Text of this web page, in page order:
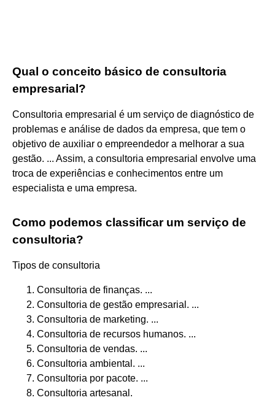
Qual o conceito básico de consultoria
empresarial?
Consultoria empresarial é um serviço de diagnóstico de
problemas e análise de dados da empresa, que tem o
objetivo de auxiliar o empreendedor a melhorar a sua
gestão. ... Assim, a consultoria empresarial envolve uma
troca de experiências e conhecimentos entre um
especialista e uma empresa.
Como podemos classificar um serviço de
consultoria?
Tipos de consultoria
Consultoria de finanças. ...
Consultoria de gestão empresarial. ...
Consultoria de marketing. ...
Consultoria de recursos humanos. ...
Consultoria de vendas. ...
Consultoria ambiental. ...
Consultoria por pacote. ...
Consultoria artesanal.